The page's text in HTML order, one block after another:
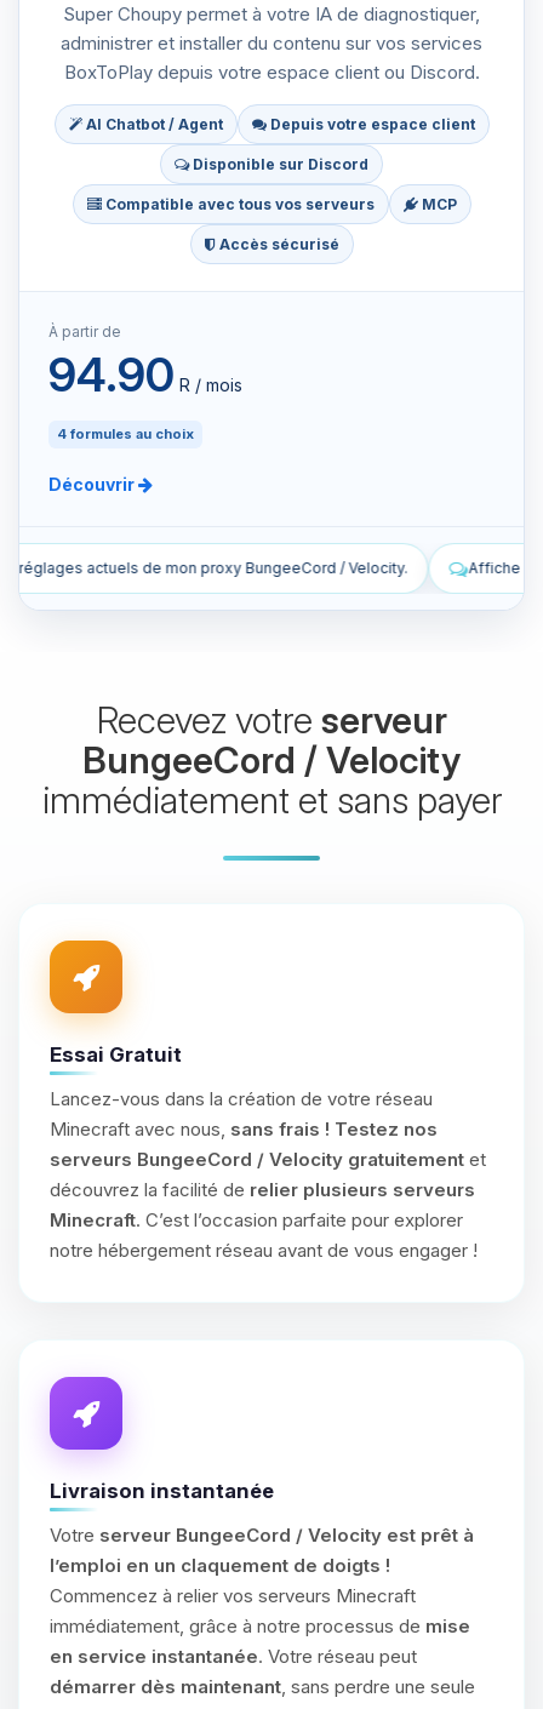
Super Choupy permet à votre IA de diagnostiquer,
administrer et installer du contenu sur vos services
BoxToPlay depuis votre espace client ou Discord.
AI Chatbot / Agent Depuis votre espace client
Disponible sur Discord
Compatible avec tous vos serveurs MCP
Accès sécurisé
À partir de
94.90 R / mois
4 formules au choix
Découvrir
/ Velocity. Affiche les dernières lignes des logs en direct de
Recevez votre serveur
BungeeCord / Velocity
immédiatement et sans payer
Essai Gratuit
Lancez-vous dans la création de votre réseau
Minecraft avec nous, sans frais ! Testez nos
serveurs BungeeCord / Velocity gratuitement et
découvrez la facilité de relier plusieurs serveurs
Minecraft. C’est l’occasion parfaite pour explorer
notre hébergement réseau avant de vous engager !
Livraison instantanée
Votre serveur BungeeCord / Velocity est prêt à
l’emploi en un claquement de doigts !
Commencez à relier vos serveurs Minecraft
immédiatement, grâce à notre processus de mise
en service instantanée. Votre réseau peut
démarrer dès maintenant , sans perdre une seule